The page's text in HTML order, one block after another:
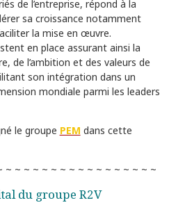
de l’entreprise, répond à la
sa croissance notamment
la mise en œuvre.
en place assurant ainsi la
de l’ambition et des valeurs de
son intégration dans un
mondiale parmi les leaders
le groupe PEM dans cette
~ ~ ~ ~ ~ ~ ~ ~ ~ ~ ~ ~ ~ ~ ~ ~ ~
du groupe R2V